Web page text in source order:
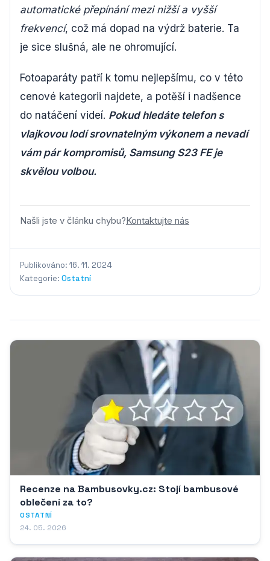
automatické přepínání mezi nižší a vyšší
frekvencí, což má dopad na výdrž baterie. Ta
je sice slušná, ale ne ohromující.
Fotoaparáty patří k tomu nejlepšímu, co v této
cenové kategorii najdete, a potěší i nadšence
do natáčení videí. Pokud hledáte telefon s
vlajkovou lodí srovnatelným výkonem a nevadí
vám pár kompromisů, Samsung S23 FE je
skvělou volbou.
Našli jste v článku chybu?Kontaktujte nás
Publikováno: 16. 11. 2024
Kategorie: Ostatní
Recenze na Bambusovky.cz: Stojí bambusové
oblečení za to?
OSTATNÍ
24. 05. 2026